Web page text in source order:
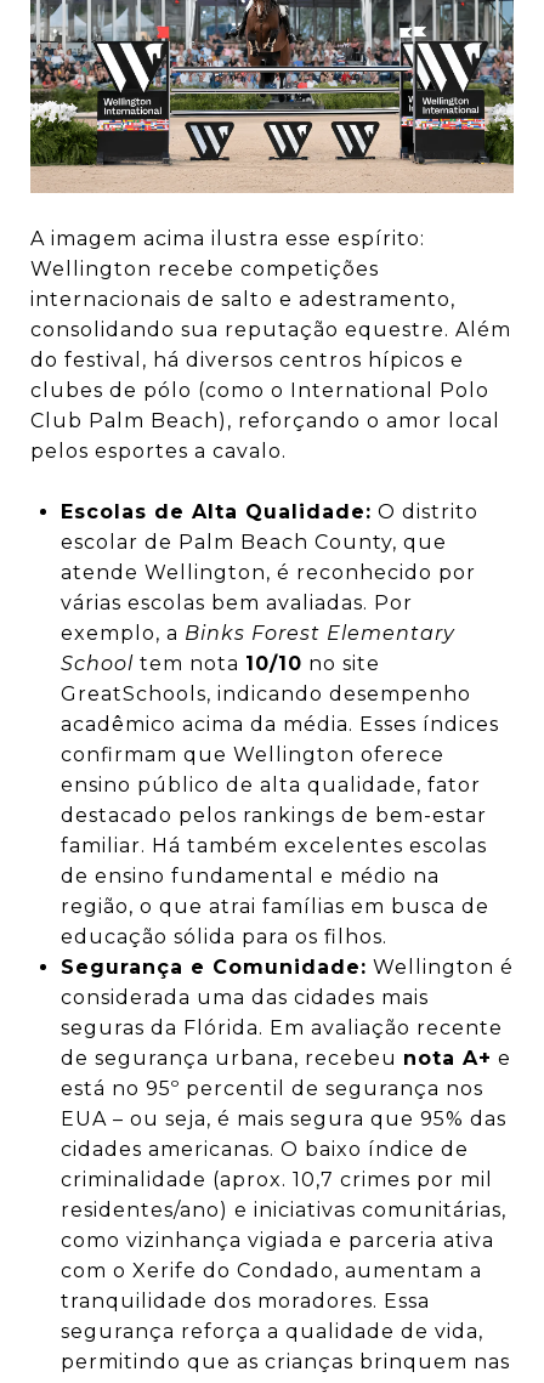
A imagem acima ilustra esse espírito:
Wellington recebe competições
internacionais de salto e adestramento,
consolidando sua reputação equestre. Além
do festival, há diversos centros hípicos e
clubes de pólo (como o International Polo
Club Palm Beach), reforçando o amor local
pelos esportes a cavalo.
Escolas de Alta Qualidade: O distrito
escolar de Palm Beach County, que
atende Wellington, é reconhecido por
várias escolas bem avaliadas. Por
exemplo, a Binks Forest Elementary
School tem nota 10/10 no site
GreatSchools, indicando desempenho
acadêmico acima da média. Esses índices
confirmam que Wellington oferece
ensino público de alta qualidade, fator
destacado pelos rankings de bem-estar
familiar. Há também excelentes escolas
de ensino fundamental e médio na
região, o que atrai famílias em busca de
educação sólida para os filhos.
Segurança e Comunidade: Wellington é
considerada uma das cidades mais
seguras da Flórida. Em avaliação recente
de segurança urbana, recebeu nota A+ e
está no 95º percentil de segurança nos
EUA – ou seja, é mais segura que 95% das
cidades americanas. O baixo índice de
criminalidade (aprox. 10,7 crimes por mil
residentes/ano) e iniciativas comunitárias,
como vizinhança vigiada e parceria ativa
com o Xerife do Condado, aumentam a
tranquilidade dos moradores. Essa
segurança reforça a qualidade de vida,
permitindo que as crianças brinquem nas